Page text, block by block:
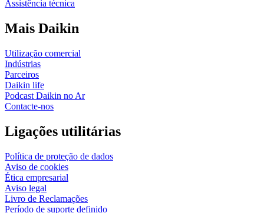
Assistência técnica
Mais Daikin
Utilização comercial
Indústrias
Parceiros
Daikin life
Podcast Daikin no Ar
Contacte-nos
Ligações utilitárias
Política de proteção de dados
Aviso de cookies
Ética empresarial
Aviso legal
Livro de Reclamações
Período de suporte definido